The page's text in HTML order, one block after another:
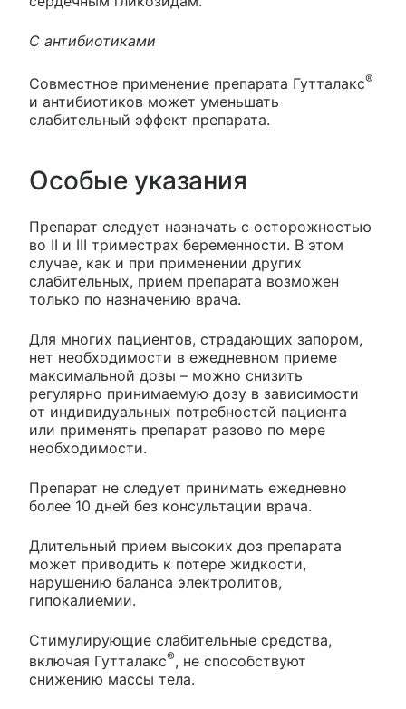
С антибиотиками
Совместное применение препарата Гутталакс®
и антибиотиков может уменьшать
слабительный эффект препарата.
Особые указания
Препарат следует назначать с осторожностью
во II и III триместрах беременности. В этом
случае, как и при применении других
слабительных, прием препарата возможен
только по назначению врача.
Для многих пациентов, страдающих запором,
нет необходимости в ежедневном приеме
максимальной дозы – можно снизить
регулярно принимаемую дозу в зависимости
от индивидуальных потребностей пациента
или применять препарат разово по мере
необходимости.
Препарат не следует принимать ежедневно
более 10 дней без консультации врача.
Длительный прием высоких доз препарата
может приводить к потере жидкости,
нарушению баланса электролитов,
гипокалиемии.
Стимулирующие слабительные средства,
включая Гутталакс®, не способствуют
снижению массы тела.